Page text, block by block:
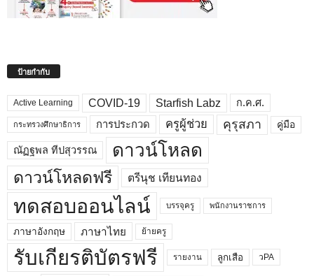
ป้ายกำกับ
Active Learning COVID-19 Starfish Labz ก.ค.ศ.
กระทรวงศึกษาธิการ การประกวด ครูผู้ช่วย คุรุสภา คู่มือ
ณัฏฐพล ทีปสุวรรณ ดาวน์โหลด
ดาวน์โหลดฟรี ตรีนุช เทียนทอง
ทดสอบออนไลน์ บรรจุครู พนักงานราชการ
ภาษาอังกฤษ ภาษาไทย ย้ายครู
รับเกียรติบัตรฟรี รายงาน ลูกเสือ วPA